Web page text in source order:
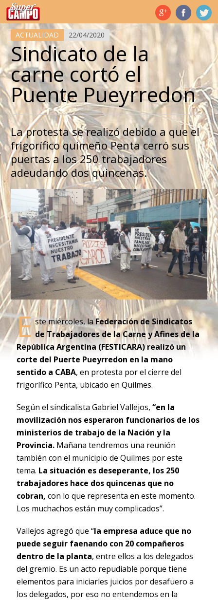
Temas de hoy
ACTUALIDAD 22/04/2020
Sindicato de la
carne cortó el
Puente Pueyrredon
La protesta se realizó debido a que el
frigorífico quimeño Penta cerró sus
puertas a los 250 trabajadores
adeudando dos quincenas.
E ste miércoles, laFederación de Sindicatos
de Trabajadores de la Carne y Afines de la
República Argentina (FESTICARA) realizó un
corte del Puerte Pueyrredon en la mano
sentido a CABA, en protesta por el cierre del
frigorífico Penta, ubicado en Quilmes.
Según el sindicalista Gabriel Vallejos, “en la
movilización nos esperaron funcionarios de los
ministerios de trabajo de la Nación y la
Provincia.Mañana tendremos una reunión
también con el municipio de Quilmes por este
tema. La situación es deseperante, los 250
trabajadores hace dos quincenas que no
cobran, con lo que representa en este momento.
Los muchachos están muy complicados”.
Vallejos agregó que “la empresa aduce que no
puede seguir faenando con 20 compañeros
dentro de la planta, entre ellos a los delegados
del gremio. Es un acto repudiable porque tiene
elementos para iniciarles juicios por desafuero a
los delegados, por eso no entendemos en la